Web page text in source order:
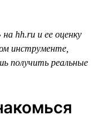
hh.ru и ее оценку
инструменте,
получить реальные